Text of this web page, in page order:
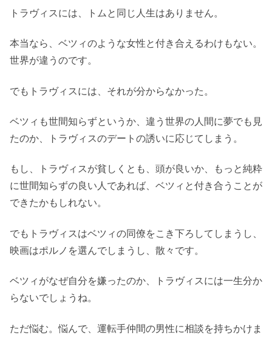
トラヴィスには、トムと同じ人生はありません。
本当なら、ベツィのような女性と付き合えるわけもない。
世界が違うのです。
でもトラヴィスには、それが分からなかった。
ベツィも世間知らずというか、違う世界の人間に夢でも見
たのか、トラヴィスのデートの誘いに応じてしまう。
もし、トラヴィスが貧しくとも、頭が良いか、もっと純粋
に世間知らずの良い人であれば、ベツィと付き合うことが
できたかもしれない。
でもトラヴィスはベツィの同僚をこき下ろしてしまうし、
映画はポルノを選んでしまうし、散々です。
ベツィがなぜ自分を嫌ったのか、トラヴィスには一生分か
らないでしょうね。
ただ悩む。悩んで、運転手仲間の男性に相談を持ちかけま